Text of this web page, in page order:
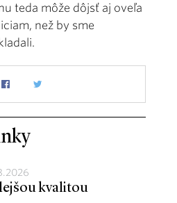
teda môže dôjsť aj oveľa
než by sme
kvalitou